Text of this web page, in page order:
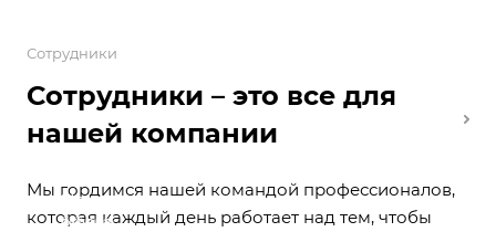
Сотрудники
Сотрудники – это все для
нашей компании
Мы гордимся нашей командой профессионалов,
которая каждый день работает над тем, чтобы
Менеджер
отдела
HR
Менеджер
отдела
Менеджер
отдела
Менеджер
отдела
Тендер
Руководитель
отдела